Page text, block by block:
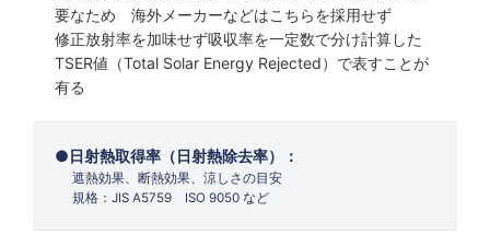
要なため 海外メーカーなどはこちらを採用せず
修正放射率を加味せず吸収率を一定数で分け計算した
TSER値（Total Solar Energy Rejected）で表すことが
有る
日射熱取得率（日射熱除去率）：
遮熱効果、断熱効果、涼しさの目安
規格：JIS A5759 ISO 9050 など